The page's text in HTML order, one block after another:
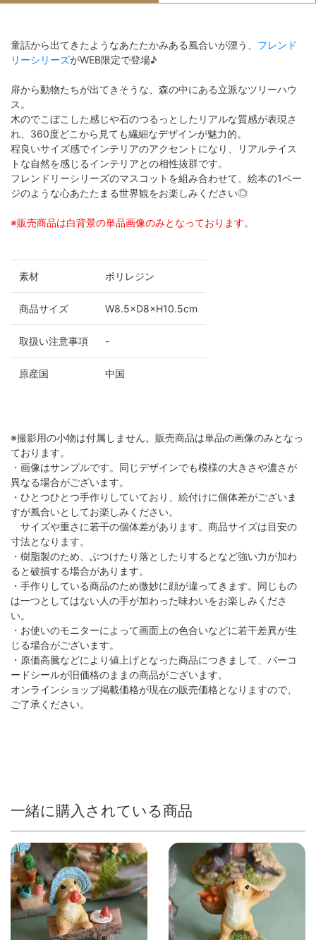
童話から出てきたようなあたたかみある風合いが漂う、 フレンド
リーシリーズがWEB限定で登場♪
扉から動物たちが出てきそうな、森の中にある立派なツリーハウ
ス。
木のでこぼこした感じや石のつるっとしたリアルな質感が表現さ
れ、360度どこから見ても繊細なデザインが魅力的。
程良いサイズ感でインテリアのアクセントになり、リアルテイス
トな自然を感じるインテリアとの相性抜群です。
フレンドリーシリーズのマスコットを組み合わせて、絵本の1ペー
ジのような心あたたまる世界観をお楽しみください◎
※販売商品は白背景の単品画像のみとなっております。
素材 ポリレジン
商品サイズ W8.5×D8×H10.5cm
取扱い注意事項 -
原産国 中国
※撮影用の小物は付属しません。販売商品は単品の画像のみとなっ
ております。
・画像はサンプルです。同じデザインでも模様の大きさや濃さが
異なる場合がございます。
・ひとつひとつ手作りしていており、絵付けに個体差がございま
すが風合いとしてお楽しみください。
サイズや重さに若干の個体差があります。商品サイズは目安の
寸法となります。
・樹脂製のため、ぶつけたり落としたりするとなど強い力が加わ
ると破損する場合があります。
・手作りしている商品のため微妙に顔が違ってきます。同じもの
は一つとしてはない人の手が加わった味わいをお楽しみくださ
い。
・お使いのモニターによって画面上の色合いなどに若干差異が生
じる場合がございます。
・原価高騰などにより値上げとなった商品につきまして、バーコ
ードシールが旧価格のままの商品がございます。
オンラインショップ掲載価格が現在の販売価格となりますので、
ご了承ください。
一緒に購入されている商品